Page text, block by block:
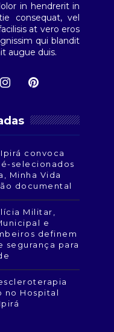
in hendrerit in
consequat, vel
at vero eros
qui blandit
augue duis.
convoca
selecionados
Minha Vida
documental
Militar,
e
definem
segurança para
no Hospital